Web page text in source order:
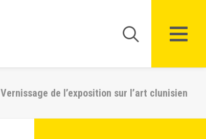
Vernissage de l’exposition sur l’art clunisien